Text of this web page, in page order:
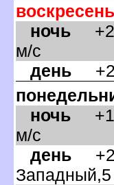
ночь
м/с
день
ночь
м/с
день